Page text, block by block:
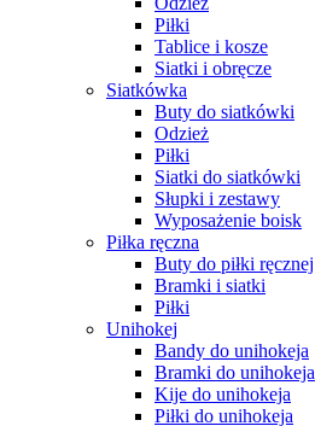
Piłki
Tablice i kosze
Siatki i obręcze
Siatkówka
Buty do siatkówki
Odzież
Piłki
Siatki do siatkówki
Słupki i zestawy
Wyposażenie boisk
Piłka ręczna
Buty do piłki ręcznej
Bramki i siatki
Piłki
Unihokej
Bandy do unihokeja
Bramki do unihokeja
Kije do unihokeja
Piłki do unihokeja